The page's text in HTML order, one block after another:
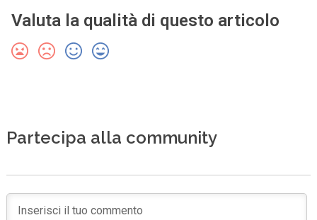
Valuta la qualità di questo articolo
Partecipa alla community